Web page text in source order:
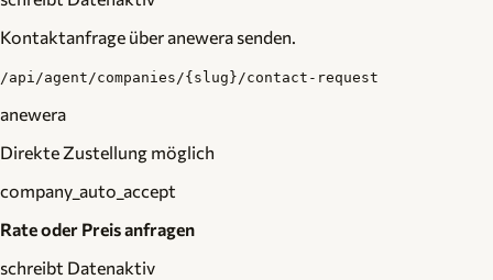
Kontaktanfrage über anewera senden.
/api/agent/companies/{slug}/contact-request
anewera
Direkte Zustellung möglich
company_auto_accept
Rate oder Preis anfragen
schreibt Datenaktiv